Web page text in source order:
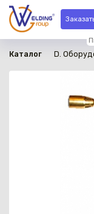
Каталог D.
в наличии